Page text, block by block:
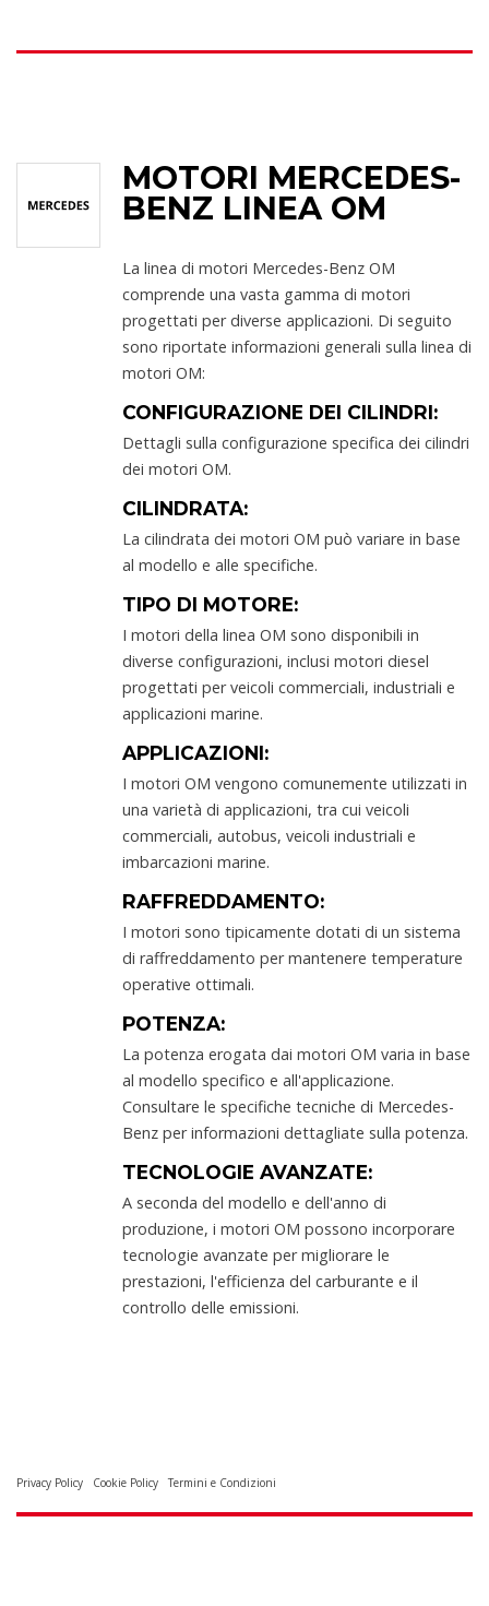
MOTORI MERCEDES-
BENZ LINEA OM
La linea di motori Mercedes-Benz OM
comprende una vasta gamma di motori
progettati per diverse applicazioni. Di seguito
sono riportate informazioni generali sulla linea di
motori OM:
CONFIGURAZIONE DEI CILINDRI:
Dettagli sulla configurazione specifica dei cilindri
dei motori OM.
CILINDRATA:
La cilindrata dei motori OM può variare in base
al modello e alle specifiche.
TIPO DI MOTORE:
I motori della linea OM sono disponibili in
diverse configurazioni, inclusi motori diesel
progettati per veicoli commerciali, industriali e
applicazioni marine.
APPLICAZIONI:
I motori OM vengono comunemente utilizzati in
una varietà di applicazioni, tra cui veicoli
commerciali, autobus, veicoli industriali e
imbarcazioni marine.
RAFFREDDAMENTO:
I motori sono tipicamente dotati di un sistema
di raffreddamento per mantenere temperature
operative ottimali.
POTENZA:
La potenza erogata dai motori OM varia in base
al modello specifico e all'applicazione.
Consultare le specifiche tecniche di Mercedes-
Benz per informazioni dettagliate sulla potenza.
TECNOLOGIE AVANZATE:
A seconda del modello e dell'anno di
produzione, i motori OM possono incorporare
tecnologie avanzate per migliorare le
prestazioni, l'efficienza del carburante e il
controllo delle emissioni.
Privacy Policy Cookie Policy Termini e Condizioni